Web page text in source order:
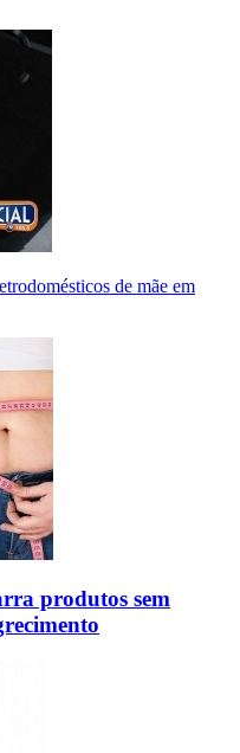
de mãe em
produtos sem